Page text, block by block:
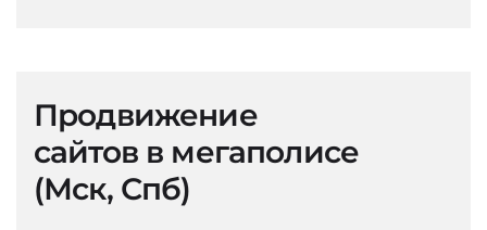
Продвижение
сайтов в мегаполисе
(Мск, Спб)